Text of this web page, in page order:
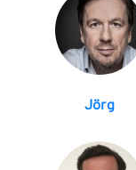
Jörg